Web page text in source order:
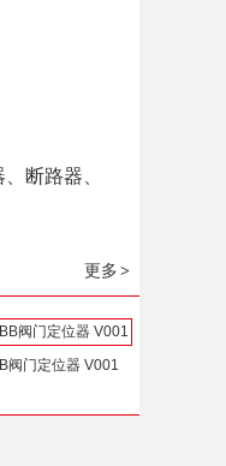
断路器、
更多 >
阀门定位器 V001